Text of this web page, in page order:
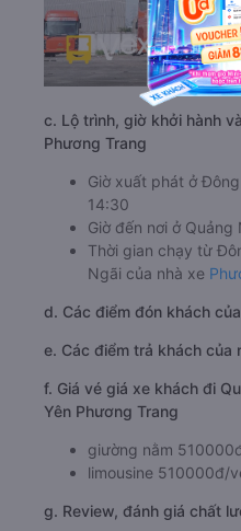
c. Lộ trình, giờ khởi hành
Phương Trang
Giờ xuất phát ở Đông
14:30
Giờ đến nơi ở
Thời gian chạy từ
Ngãi của nhà xe
d. Các điểm đón khách
e. Các điểm trả khách của
f. Giá vé giá xe khách đi
Yên Phương Trang
giường nằm
limousine 510000đ/
g. Review, đánh giá chất